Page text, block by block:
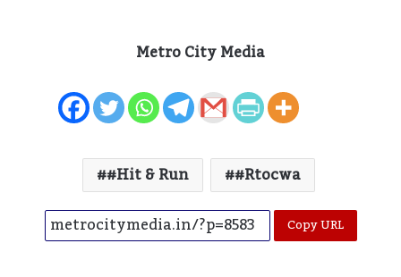
Metro City Media
#hit & Run #rtocwa
Copy URL